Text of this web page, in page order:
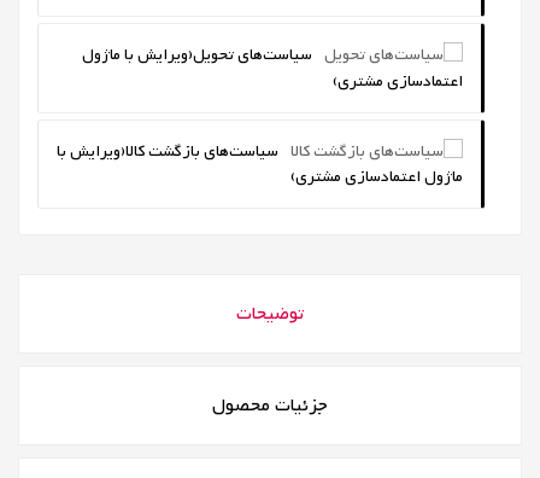
سیاست‌های تحویل(ویرایش با ماژول
اعتمادسازی مشتری)
سیاست‌های بازگشت کالا(ویرایش با
ماژول اعتمادسازی مشتری)
توضیحات
جزئیات محصول